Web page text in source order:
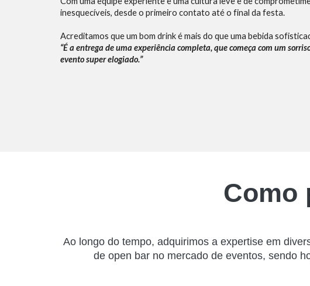
inesquecíveis, desde o primeiro contato até o final da festa.
Acreditamos que um bom drink é mais do que uma bebida
“É a entrega de uma experiência completa, que começa com um
evento super elogiado.”
Como
Ao longo do tempo, adquirimos a expertise em
de open bar no mercado de eventos, sendo